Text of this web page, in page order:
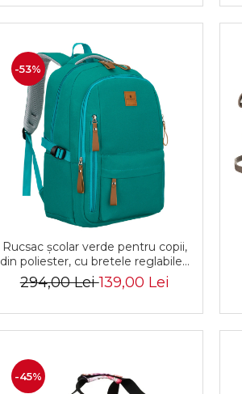
-53%
Rucsac școlar verde pentru copii,
din poliester, cu bretele reglabile -
Peterson PTR-PTN BHX-01-9259
Gree
294,00 Lei139,00 Lei
-45%